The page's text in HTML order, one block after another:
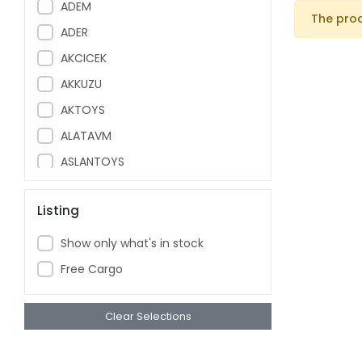
ADEM
ADER
AKCICEK
AKKUZU
AKTOYS
ALATAVM
ASLANTOYS
ASYASTIK
AVRUP OYUNCAK
AYAZ ER
BAYRAKTAR
Listing
Show only what's in stock
Free Cargo
Clear Selections
The